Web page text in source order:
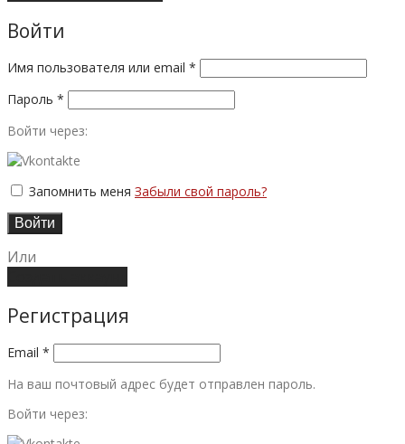
Войти
Имя пользователя или email *
Пароль *
Войти через:
Запомнить меня Забыли свой пароль?
Войти
Или
Регистрация
Email *
На ваш почтовый адрес будет отправлен пароль.
Войти через: